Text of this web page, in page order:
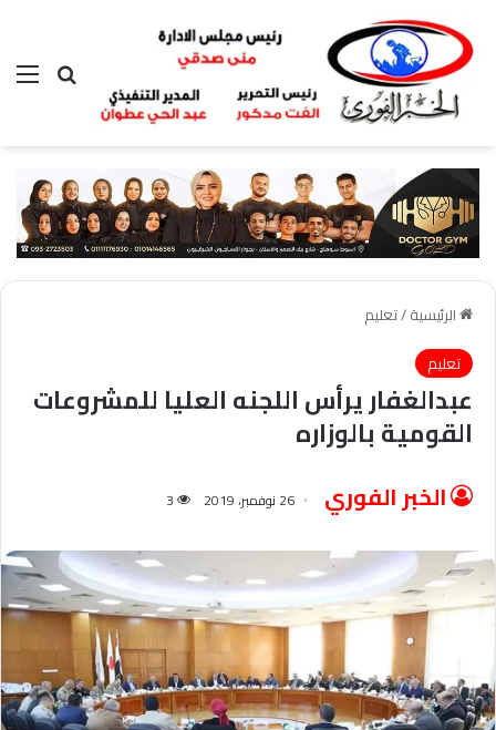
بحث عن
الرئيسية/تعليم
تعليم
عبدالغفار يرأس اللجنه العليا للمشروعات
القومية بالوزاره
الخبر الفوري 26 نوفمبر، 2019 3